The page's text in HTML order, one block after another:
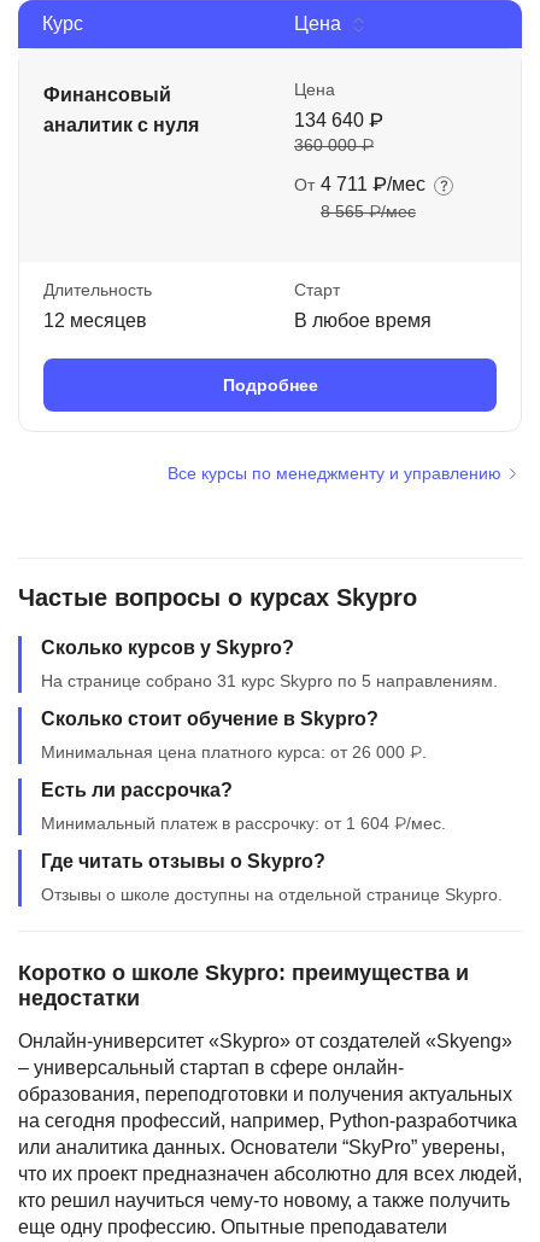
Курс Цена
Финансовый
аналитик с нуля
Цена
134 640 ₽
360 000 ₽
От 4 711 ₽/мес
8 565 ₽/мес
Длительность
12 месяцев
Старт
В любое время
Подробнее
Все курсы по менеджменту и управлению
Частые вопросы о курсах Skypro
Сколько курсов у Skypro?
На странице собрано 31 курс Skypro по 5 направлениям.
Сколько стоит обучение в Skypro?
Минимальная цена платного курса: от 26 000 ₽.
Есть ли рассрочка?
Минимальный платеж в рассрочку: от 1 604 ₽/мес.
Где читать отзывы о Skypro?
Отзывы о школе доступны на отдельной странице Skypro.
Коротко о школе Skypro: преимущества и
недостатки
Онлайн-университет «Skypro» от создателей «Skyeng»
– универсальный стартап в сфере онлайн-
образования, переподготовки и получения актуальных
на сегодня профессий, например, Python-разработчика
или аналитика данных. Основатели “SkyPro” уверены,
что их проект предназначен абсолютно для всех людей,
кто решил научиться чему-то новому, а также получить
еще одну профессию. Опытные преподаватели